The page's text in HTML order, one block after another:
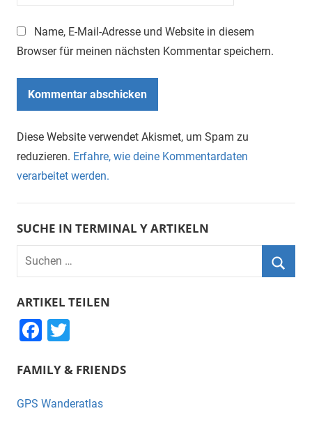
Name, E-Mail-Adresse und Website in diesem
Browser für meinen nächsten Kommentar speichern.
Diese Website verwendet Akismet, um Spam zu
reduzieren. Erfahre, wie deine Kommentardaten
verarbeitet werden.
SUCHE IN TERMINAL Y ARTIKELN
Suchen
nach:
ARTIKEL TEILEN
F
c
e
tt
er
FAMILY & FRIENDS
GPS Wanderatlas